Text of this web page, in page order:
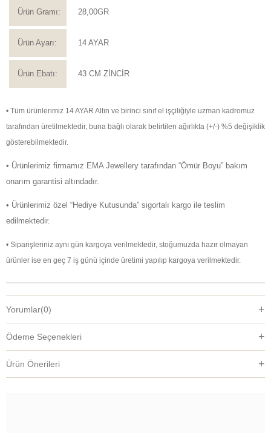
Ürün Gramı: 28,00GR
Ürün Ayarı: 14 AYAR
Ürün Ebatı: 43 CM ZİNCİR
• Tüm ürünlerimiz 14 AYAR Altın ve birinci sınıf el işçiliğiyle uzman kadromuz
tarafından üretilmektedir, buna bağlı olarak belirtilen ağırlıkta (+/-) %5 değişiklik
gösterebilmektedir.
• Ürünlerimiz firmamız EMA Jewellery tarafından “Ömür Boyu” bakım
onarım garantisi altındadır.
• Ürünlerimiz özel “Hediye Kutusunda” sigortalı kargo ile teslim
edilmektedir.
• Siparişleriniz aynı gün kargoya verilmektedir, stoğumuzda hazır olmayan
ürünler ise en geç 7 iş günü içinde üretimi yapılıp kargoya verilmektedir.
Yorumlar(0)
Ödeme Seçenekleri
Ürün Önerileri